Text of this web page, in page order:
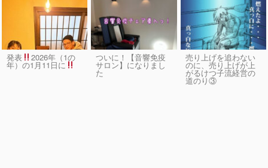
発表 2026年（1の
年）の1月11日に
ついに！【音響免疫
サロン】になりまし
た
売り上げを追わない
のに、売り上げが上
がるけつ子流経営の
道のり③